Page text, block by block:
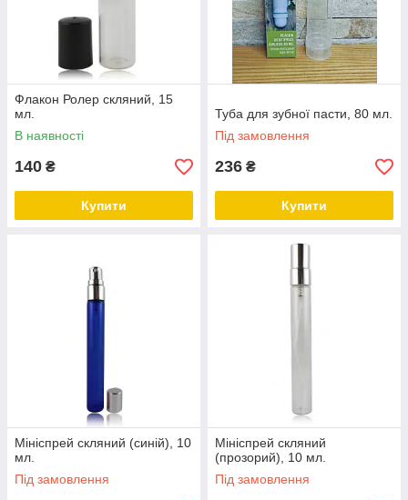
Флакон Ролер скляний, 15
мл.
В наявності
140 ₴
Купити
Туба для зубної пасти, 80 мл.
Під замовлення
236 ₴
Купити
Мініспрей скляний (синій), 10
мл.
Під замовлення
Мініспрей скляний
(прозорий), 10 мл.
Під замовлення